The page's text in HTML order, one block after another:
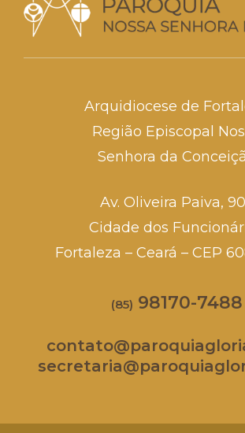
Arquidiocese de
Região Episcopal
Senhora da
Av. Oliveira Paiva,
Cidade dos
Fortaleza – Ceará – CEP
(85) 98170-7488